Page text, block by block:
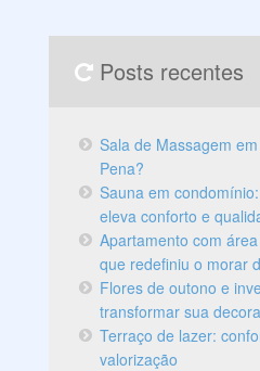
Posts recentes
Sala de Massagem
Pena?
Sauna em
eleva conforto e
Apartamento com
que redefiniu o morar
Flores de outono e
transformar sua
Terraço de lazer:
valorização